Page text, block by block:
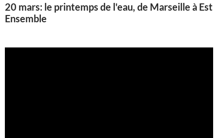
20 mars: le printemps de l'eau, de Marseille à Est
Ensemble